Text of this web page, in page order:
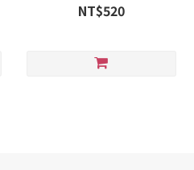
NT$520